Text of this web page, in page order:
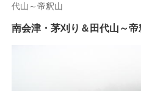
代山～帝釈山
南会津・茅刈り＆田代山～